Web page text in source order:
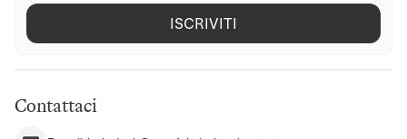
ISCRIVITI
Contattaci